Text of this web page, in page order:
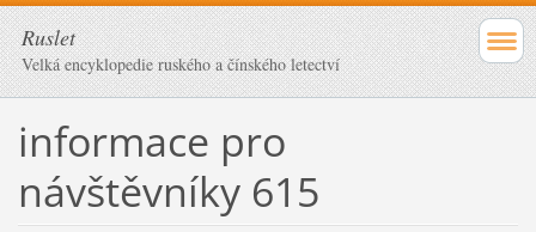
Ruslet
Velká encyklopedie ruského a čínského letectví
informace pro
návštěvníky 615